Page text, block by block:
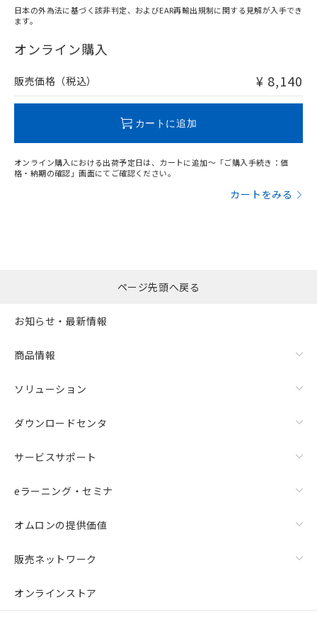
在庫等で未対応品が混在する可能性があります。
問い合わせください。
日本の外為法に基づく該非判定、およびEAR再輸出規制に関する見解が入手でき
ます。
オンライン購入
販売価格（税込） ¥ 8,140
カートに追加
オンライン購入における出荷予定日は、カートに追加～「ご購入手続き：価
格・納期の確認」画面にてご確認ください。
カートをみる
ページ先頭へ戻る
お知らせ・最新情報
商品情報
ソリューション
ダウンロードセンタ
サービスサポート
eラーニング・セミナ
オムロンの提供価値
販売ネットワーク
オンラインストア